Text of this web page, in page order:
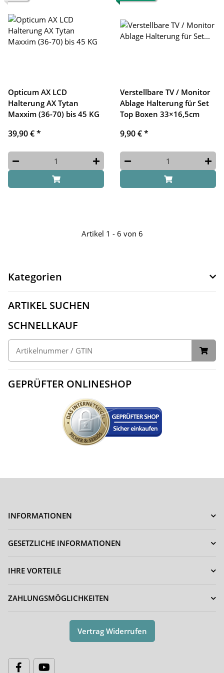
Opticum AX LCD
Halterung AX Tytan
Maxxim (36-70) bis 45 KG
39,90 €*
Verstellbare TV / Monitor
Ablage Halterung für Set
Top Boxen 33×16,5cm
9,90 €*
Artikel 1 - 6 von 6
Kategorien
ARTIKEL SUCHEN
SCHNELLKAUF
GEPRÜFTER ONLINESHOP
INFORMATIONEN
GESETZLICHE INFORMATIONEN
IHRE VORTEILE
ZAHLUNGSMÖGLICHKEITEN
Vertrag Widerrufen